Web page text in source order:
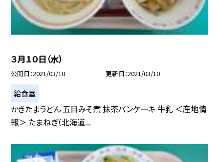
３月１０日（水）
公開日 2021/03/10 更新日 2021/03/10
給食室
かきたまうどん 五目みそ煮 抹茶パンケーキ 牛乳 ＜産地情
報＞ たまねぎ（北海道...